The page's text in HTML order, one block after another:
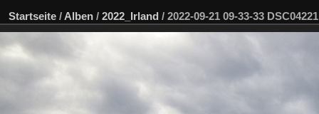
Startseite / Alben / 2022_Irland / 2022-09-21 09-33-33